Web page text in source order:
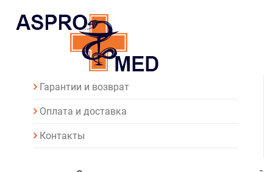
Гарантии и возврат
Оплата и доставка
Контакты